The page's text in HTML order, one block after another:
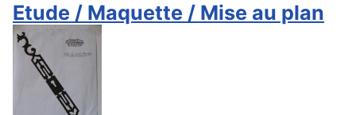
Etude / Maquette / Mise au plan